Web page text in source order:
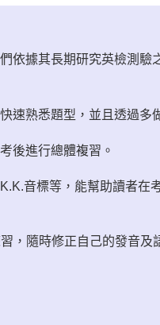
依據其長期研究英檢測驗
熟悉題型，並且透過多
後進行總體複習。
音標等，能幫助讀者在
，隨時修正自己的發音及